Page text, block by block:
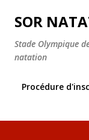
SOR
Stade Olympique
natation
Procédure